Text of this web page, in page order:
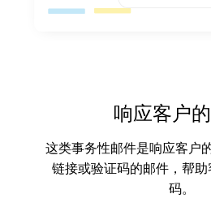
响应客户
这类事务性邮件是响应客户
链接或验证码的邮件，帮
码。